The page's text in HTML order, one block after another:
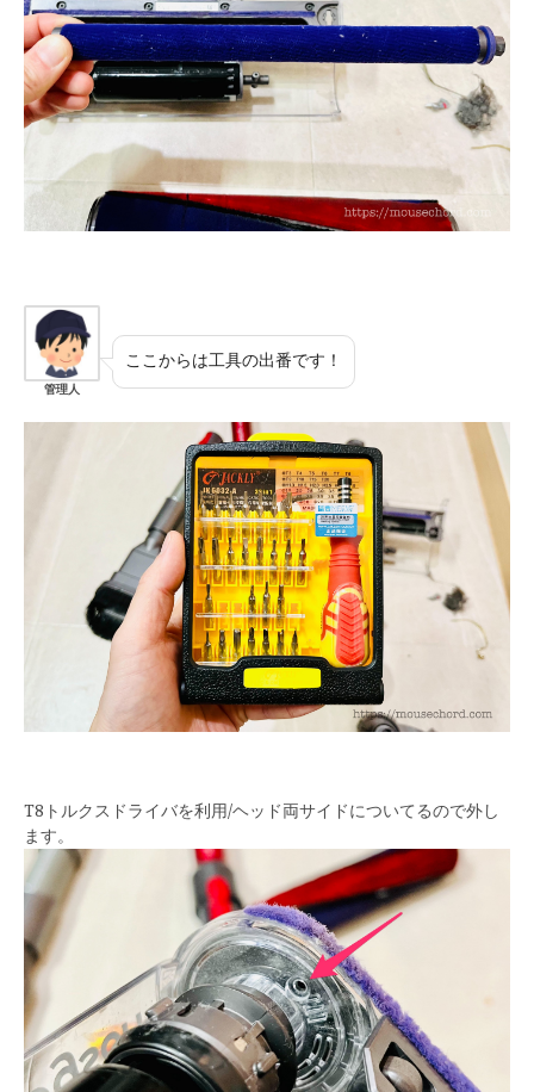
管理人
ここからは工具の出番です！
T8トルクスドライバを利用/ヘッド両サイドについてるので外し
ます。